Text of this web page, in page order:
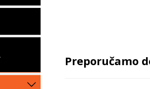
Preporučamo